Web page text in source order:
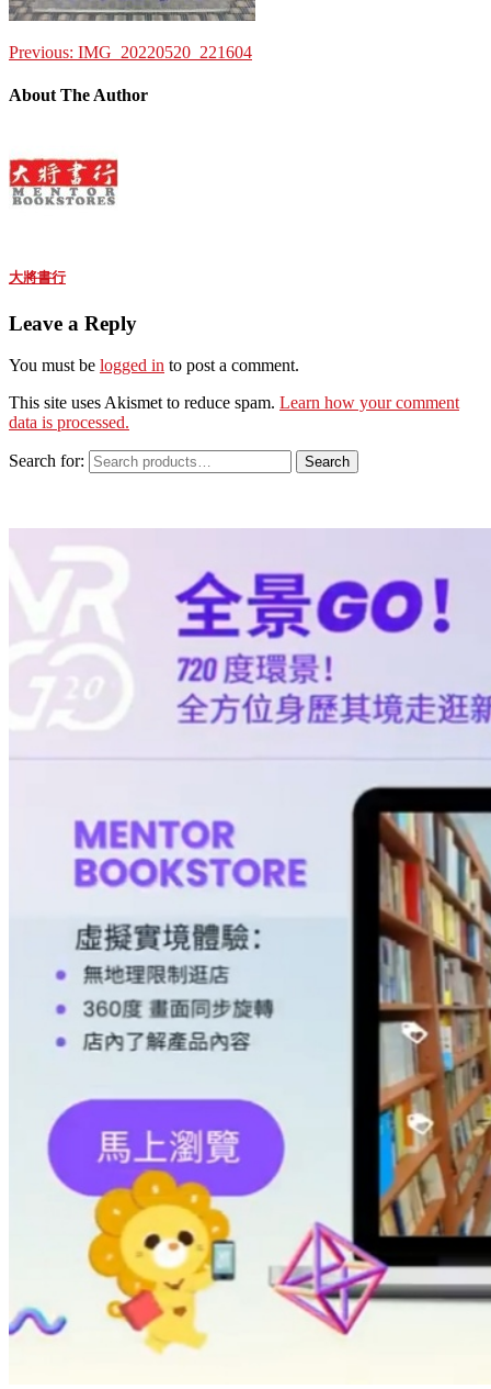
Previous: IMG_20220520_221604
About The Author
大將書行
Leave a Reply
You must be logged in to post a comment.
This site uses Akismet to reduce spam. Learn how your comment
data is processed.
Search for: Search